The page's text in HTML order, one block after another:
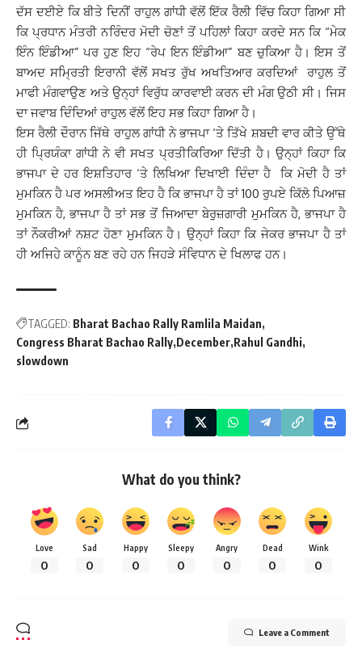
ਦੱਸ ਦਈਏ ਕਿ ਬੀਤੇ ਦਿਨੀਂ ਰਾਹੁਲ ਗਾਂਧੀ ਵੱਲੋਂ ਇੱਕ ਰੈਲੀ ਵਿੱਚ ਕਿਹਾ ਗਿਆ ਸੀ
ਕਿ ਪ੍ਰਧਾਨ ਮੰਤਰੀ ਨਰਿੰਦਰ ਮੋਦੀ ਚੋਣਾਂ ਤੋਂ ਪਹਿਲਾਂ ਕਿਹਾ ਕਰਦੇ ਸਨ ਕਿ “ਮੇਕ
ਇੰਨ ਇੰਡੀਆ” ਪਰ ਹੁਣ ਇਹ “ਰੇਪ ਇਨ ਇੰਡੀਆ” ਬਣ ਚੁਕਿਆ ਹੈ। ਇਸ ਤੋਂ
ਬਾਅਦ ਸਮ੍ਰਿਤੀ ਇਰਾਨੀ ਵੱਲੋਂ ਸਖਤ ਰੁੱਖ ਅਖਤਿਆਰ ਕਰਦਿਆਂ ਰਾਹੁਲ ਤੋਂ
ਮਾਫੀ ਮੰਗਵਾਉਣ ਅਤੇ ਉਨ੍ਹਾਂ ਵਿਰੁੱਧ ਕਾਰਵਾਈ ਕਰਨ ਦੀ ਮੰਗ ਉਠੀ ਸੀ। ਜਿਸ
ਦਾ ਜਵਾਬ ਦਿੰਦਿਆਂ ਰਾਹੁਲ ਵੱਲੋਂ ਇਹ ਸਭ ਕਿਹਾ ਗਿਆ ਹੈ।
ਇਸ ਰੈਲੀ ਦੌਰਾਨ ਜਿੱਥੇ ਰਾਹੁਲ ਗਾਂਧੀ ਨੇ ਭਾਜਪਾ ‘ਤੇ ਤਿੱਖੇ ਸ਼ਬਦੀ ਵਾਰ ਕੀਤੇ ਉੱਥੇ
ਹੀ ਪ੍ਰਿਯੰਕਾ ਗਾਂਧੀ ਨੇ ਵੀ ਸਖਤ ਪ੍ਰਤੀਕਿਰਿਆ ਦਿੱਤੀ ਹੈ। ਉਨ੍ਹਾਂ ਕਿਹਾ ਕਿ
ਭਾਜਪਾ ਦੇ ਹਰ ਇਸ਼ਤਿਹਾਰ ‘ਤੇ ਲਿਖਿਆ ਦਿਖਾਈ ਦਿੰਦਾ ਹੈ ਕਿ ਮੋਦੀ ਹੈ ਤਾਂ
ਮੁਮਕਿਨ ਹੈ ਪਰ ਅਸਲੀਅਤ ਇਹ ਹੈ ਕਿ ਭਾਜਪਾ ਹੈ ਤਾਂ 100 ਰੁਪਏ ਕਿੱਲੋ ਪਿਆਜ਼
ਮੁਮਕਿਨ ਹੈ, ਭਾਜਪਾ ਹੈ ਤਾਂ ਸਭ ਤੋਂ ਜਿਆਦਾ ਬੇਰੁਜ਼ਗਾਰੀ ਮੁਮਕਿਨ ਹੈ, ਭਾਜਪਾ ਹੈ
ਤਾਂ ਨੌਕਰੀਆਂ ਨਸ਼ਟ ਹੋਣਾ ਮੁਮਕਿਨ ਹੈ। ਉਨ੍ਹਾਂ ਕਿਹਾ ਕਿ ਜੇਕਰ ਭਾਜਪਾ ਹੈ ਤਾਂ
ਹੀ ਅਜਿਹੇ ਕਾਨੂੰਨ ਬਣ ਰਹੇ ਹਨ ਜਿਹੜੇ ਸੰਵਿਧਾਨ ਦੇ ਖਿਲਾਫ ਹਨ।
TAGGED: Bharat Bachao Rally Ramlila Maidan
Congress Bharat Bachao Rally December Rahul Gandhi
slowdown
What do you think?
Love
0
Sad
0
Happy
0
Sleepy
0
Angry
0
Dead
0
Wink
0
Leave a Comment